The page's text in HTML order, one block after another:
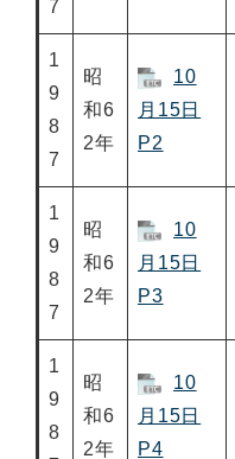
7
1
9
8
7
昭
和6
2年
10
月15日
P2
1
9
8
7
昭
和6
2年
10
月15日
P3
1
9
8
昭
和6
2年
10
月15日
P4